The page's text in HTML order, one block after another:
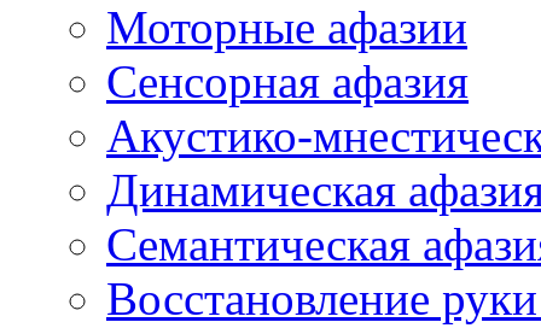
Моторные афазии
Сенсорная афазия
Акустико-
Динамическая
Семантическая
Восстановление